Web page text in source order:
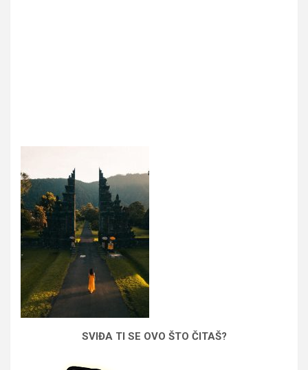
SVIĐA TI SE OVO ŠTO ČITAŠ?